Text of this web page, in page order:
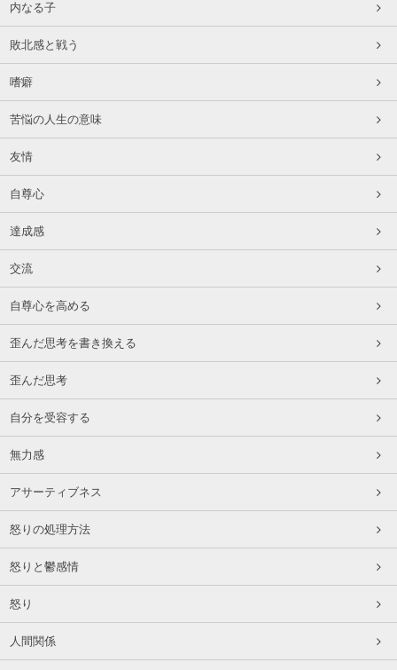
内なる子
敗北感と戦う
嗜癖
苦悩の人生の意味
友情
自尊心
達成感
交流
自尊心を高める
歪んだ思考を書き換える
歪んだ思考
自分を受容する
無力感
アサーティブネス
怒りの処理方法
怒りと鬱感情
怒り
人間関係